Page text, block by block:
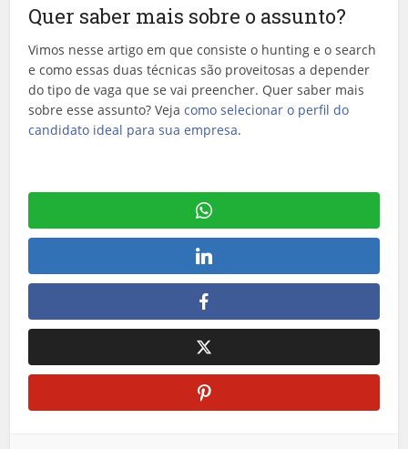
Quer saber mais sobre o assunto?
Vimos nesse artigo em que consiste o hunting e o search
e como essas duas técnicas são proveitosas a depender
do tipo de vaga que se vai preencher. Quer saber mais
sobre esse assunto? Vejacomo selecionar o perfil do
candidato ideal para sua empresa.